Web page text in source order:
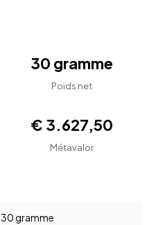
30 gramme
Poids net
€ 3.627,50
Métavalor
30 gramme